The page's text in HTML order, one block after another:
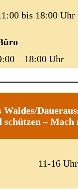
bis 18:00 Uhr
– 18:00 Uhr
Waldes/
schützen –
11-16 Uhr